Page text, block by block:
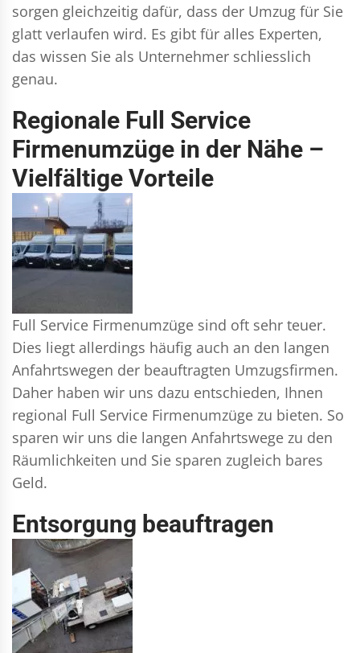
sorgen gleichzeitig dafür, dass der Umzug für Sie
glatt verlaufen wird. Es gibt für alles Experten,
das wissen Sie als Unternehmer schliesslich
genau.
Regionale Full Service
Firmenumzüge in der Nähe –
Vielfältige Vorteile
Full Service Firmenumzüge sind oft sehr teuer.
Dies liegt allerdings häufig auch an den langen
Anfahrtswegen der beauftragten Umzugsfirmen.
Daher haben wir uns dazu entschieden, Ihnen
regional Full Service Firmenumzüge zu bieten. So
sparen wir uns die langen Anfahrtswege zu den
Räumlichkeiten und Sie sparen zugleich bares
Geld.
Entsorgung beauftragen